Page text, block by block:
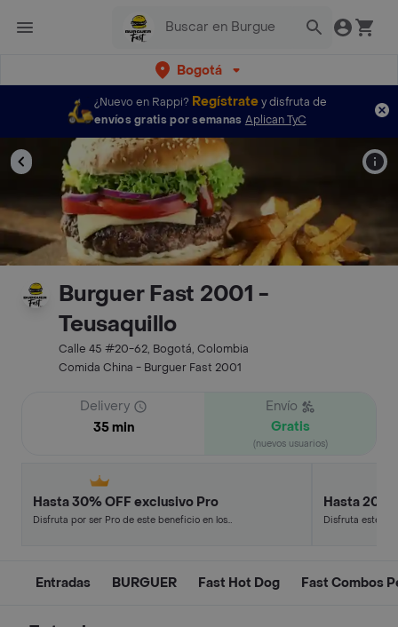
Bogotá
¿Nuevo en Rappi? Regístratey disfruta de
envíos gratis por semanas Aplican TyC
Burguer Fast 2001 -
Teusaquillo
Calle 45 #20-62, Bogotá, Colombia
Comida China - Burguer Fast 2001
Delivery
35 min
Envío
Gratis
(nuevos usuarios)
Hasta 30% OFF exclusivo Pro
Disfruta por ser Pro de este beneficio en los
Hasta 20%
Disfruta este
Entradas BURGUER Fast Hot Dog Fast Combos